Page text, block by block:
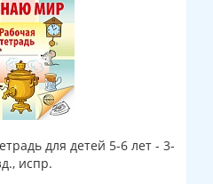
для детей 5-6 лет - 3-
испр.